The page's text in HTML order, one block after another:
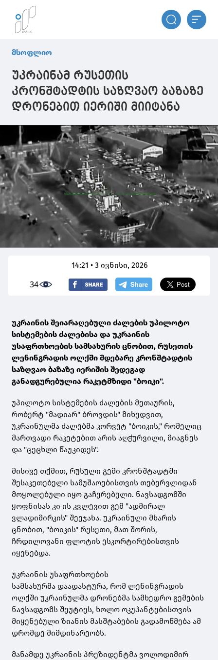
მსოფლიო
უკრაინამ რუსეთის
კრონშტადტის საზღვაო ბაზაზე
დრონებით იერიში მიიტანა
14:21 • 3 ივნისი, 2026
34
უკრაინის შეიარაღებული ძალების უპილოტო
სისტემების ძალებისა და უკრაინის
უსაფრთხოების სამსახურის ცნობით, რუსეთის
ლენინგრადის ოლქში მდებარე კრონშტადტის
საზღვაო ბაზაზე იერიშის შედეგად
განადგურებულია რაკეტმზიდი "ბოიკი".
უპილოტო სისტემების ძალების მეთაურის,
რობერტ "მადიარ" ბროვდის" მიხედვით,
უკრაინულმა ძალებმა კორვეტ "ბოიკის," რომელიც
მართვადი რაკეტებით არის აღჭურვილი, მიაგნეს
და "ცეცხლი წაუკიდეს".
მისივე თქმით, რუსული გემი კრონშტადტში
შესაკეთებელი სამუშაოებისთვის თებერვლიდან
მოყოლებული იყო გაჩერებული. ნავსადგომში
ყოფნისას კი ის კვლევით გემ "ადმირალ
ვლადიმირკის" შეეჯახა. უკრაინული მხარის
ცნობით, "ბოიკის" რუსეთი, მათ შორის,
ჩრდილოვანი ფლოტის ესკორტირებისთვის
იყენებდა.
უკრაინის უსაფრთხოების
სამსახურმა დაადასტურა, რომ ლენინგრადის
ოლქში უკრაინულმა დრონებმა სამხედრო გემების
ნავსადგომს შეუტიეს, ხოლო ოკუპანტებისთვის
მიყენებული ზიანის მასშტაბების გადამოწმება ამ
დრომდე მიმდინარეობს.
მანამდე უკრაინის პრეზიდენტმა ვოლოდიმირ